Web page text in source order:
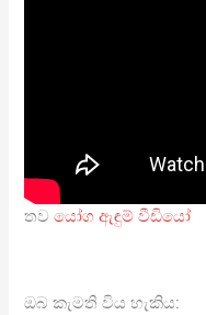
තවයෝග ඇඳුම් වීඩියෝ
ඔබ කැමති විය හැකිය: